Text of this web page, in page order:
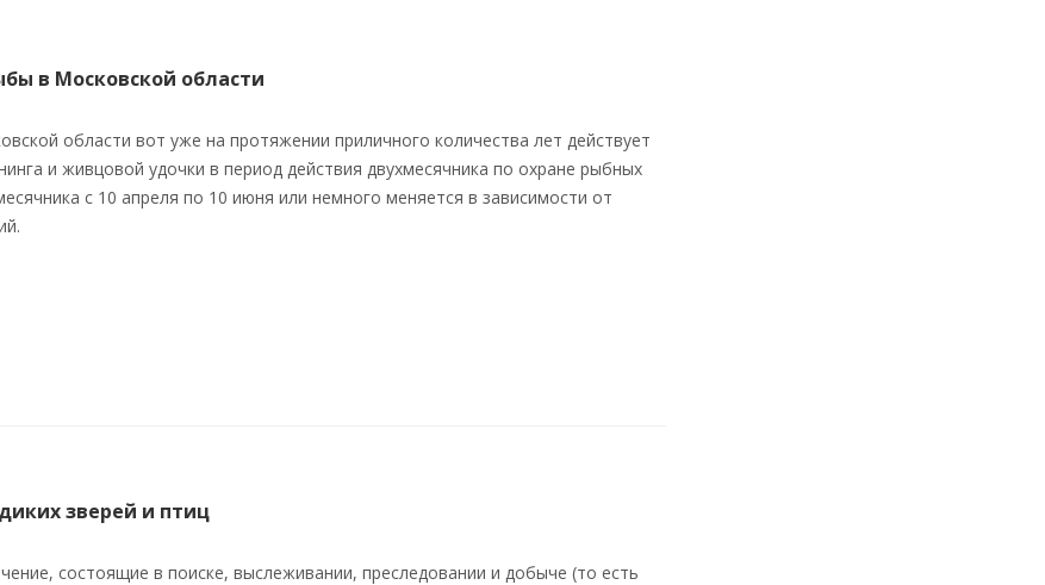
в Московской области
области вот уже на протяжении приличного количества лет действует
и живцовой удочки в период действия двухмесячника по охране рыбных
с 10 апреля по 10 июня или немного меняется в зависимости от
зверей и птиц
состоящие в поиске, выслеживании, преследовании и добыче (то есть